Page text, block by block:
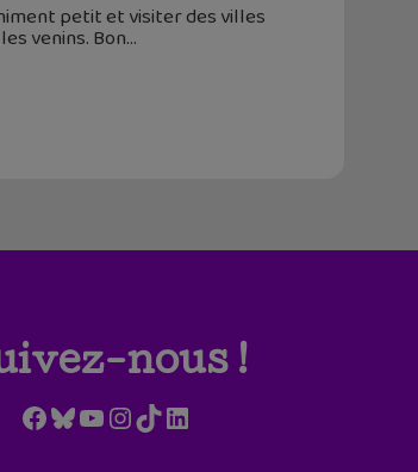
petit et visiter des villes
venins. Bon
nous !
Facebook
Bluesky
YouTube
Instagram
TikTokLinkedIn